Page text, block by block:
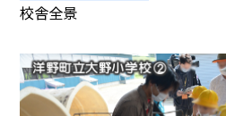
校舎全景